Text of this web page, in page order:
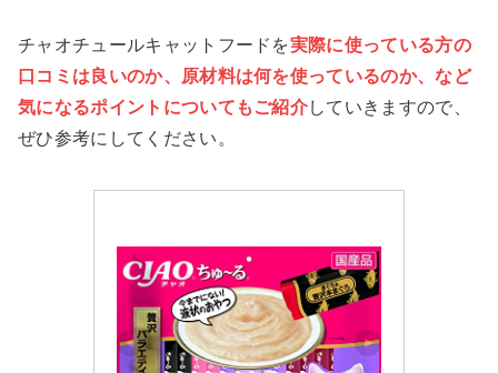
チャオチュールキャットフードを実際に使っている方の
口コミは良いのか、原材料は何を使っているのか、など
気になるポイントについてもご紹介していきますので、
ぜひ参考にしてください。